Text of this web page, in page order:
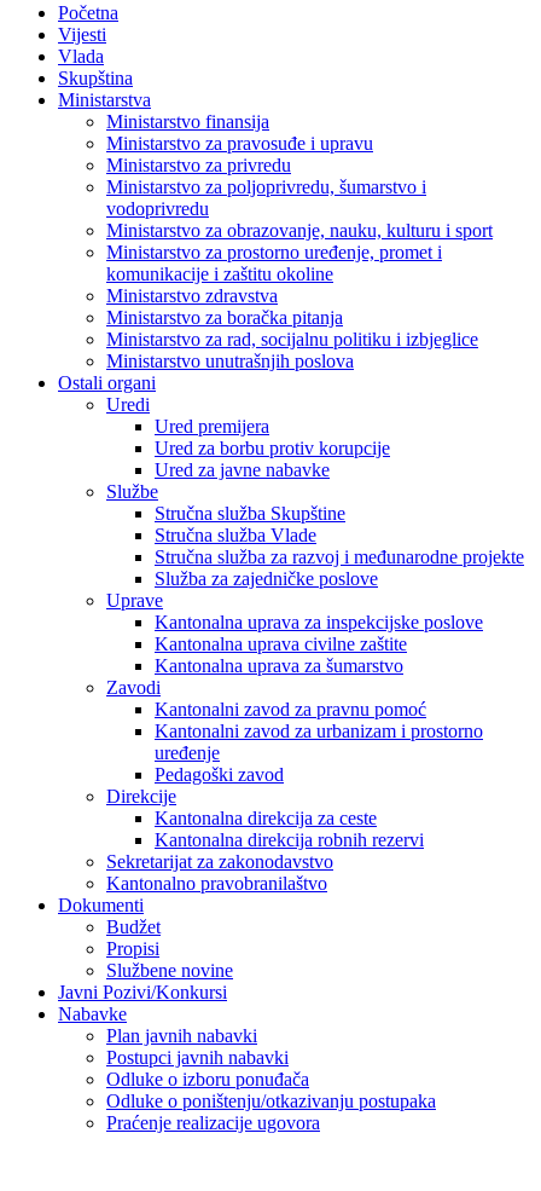
Početna
Vijesti
Vlada
Skupština
Ministarstva
Ministarstvo finansija
Ministarstvo za pravosuđe i upravu
Ministarstvo za privredu
Ministarstvo za poljoprivredu, šumarstvo i
vodoprivredu
Ministarstvo za obrazovanje, nauku, kulturu i sport
Ministarstvo za prostorno uređenje, promet i
komunikacije i zaštitu okoline
Ministarstvo zdravstva
Ministarstvo za boračka pitanja
Ministarstvo za rad, socijalnu politiku i izbjeglice
Ministarstvo unutrašnjih poslova
Ostali organi
Uredi
Ured premijera
Ured za borbu protiv korupcije
Ured za javne nabavke
Službe
Stručna služba Skupštine
Stručna služba Vlade
Stručna služba za razvoj i međunarodne projekte
Služba za zajedničke poslove
Uprave
Kantonalna uprava za inspekcijske poslove
Kantonalna uprava civilne zaštite
Kantonalna uprava za šumarstvo
Zavodi
Kantonalni zavod za pravnu pomoć
Kantonalni zavod za urbanizam i prostorno
uređenje
Pedagoški zavod
Direkcije
Kantonalna direkcija za ceste
Kantonalna direkcija robnih rezervi
Sekretarijat za zakonodavstvo
Kantonalno pravobranilaštvo
Dokumenti
Budžet
Propisi
Službene novine
Javni Pozivi/Konkursi
Nabavke
Plan javnih nabavki
Postupci javnih nabavki
Odluke o izboru ponuđača
Odluke o poništenju/otkazivanju postupaka
Praćenje realizacije ugovora